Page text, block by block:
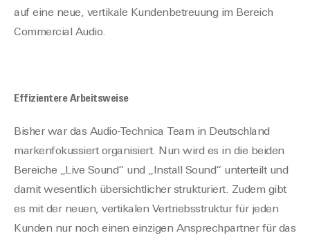
auf eine neue, vertikale Kundenbetreuung im Bereich
Commercial Audio.
Effizientere Arbeitsweise
Bisher war das Audio-Technica Team in Deutschland
markenfokussiert organisiert. Nun wird es in die beiden
Bereiche „Live Sound“ und „Install Sound“ unterteilt und
damit wesentlich übersichtlicher strukturiert. Zudem gibt
es mit der neuen, vertikalen Vertriebsstruktur für jeden
Kunden nur noch einen einzigen Ansprechpartner für das